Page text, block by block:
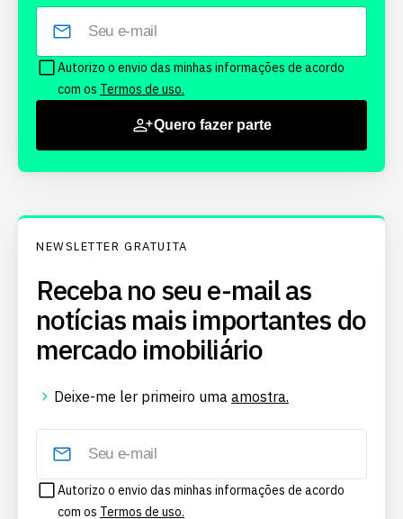
Autorizo o envio das minhas informações de acordo
com os Termos de uso.
Quero fazer parte
NEWSLETTER GRATUITA
Receba no seu e-mail as
notícias mais importantes do
mercado imobiliário
Deixe-me ler primeiro uma amostra.
Autorizo o envio das minhas informações de acordo
com os Termos de uso.